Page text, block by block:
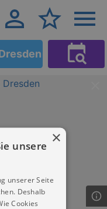
×
unsere
unserer Seite
Deshalb
Cookies